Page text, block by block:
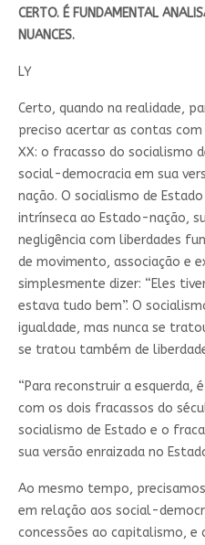
CERTO. É FUNDAMENTAL
NUANCES.
LY
Certo, quando na realidade,
preciso acertar as contas
XX: o fracasso do socialismo
social-democracia em sua
nação. O socialismo de
intrínseca ao Estado-nação,
negligência com liberdades
de movimento, associação e
simplesmente dizer: “Eles
estava tudo bem”. O
igualdade, mas nunca se
se tratou também de
“Para reconstruir a esquerda,
com os dois fracassos do
socialismo de Estado e o
sua versão enraizada no
Ao mesmo tempo,
em relação aos social-
concessões ao capitalismo, e